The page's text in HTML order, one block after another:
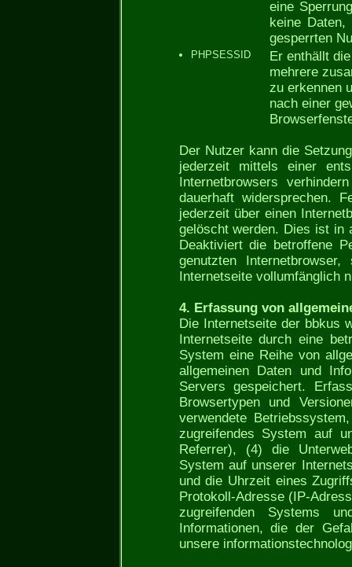
eine
keine
gesperrten
PHPSESSID
Er enthällt
mehrere
zu erkennen
nach einer
Der Nutzer kann die
jederzeit mittels einer
Internetbrowsers
dauerhaft widersprechen.
jederzeit über einen
gelöscht werden. Dies ist in
Deaktiviert die betroffene
genutzten
Internetseite vollumfänglich
4. Erfassung von
Die Internetseite der bbkus
Internetseite durch eine
System eine Reihe von
allgemeinen Daten und
Servers gespeichert.
Browsertypen und
verwendete
zugreifendes System auf
Referrer), (4) die
System auf unserer
und die Uhrzeit eines
Protokoll-Adresse (IP-
zugreifenden Systems
Informationen, die der
unsere